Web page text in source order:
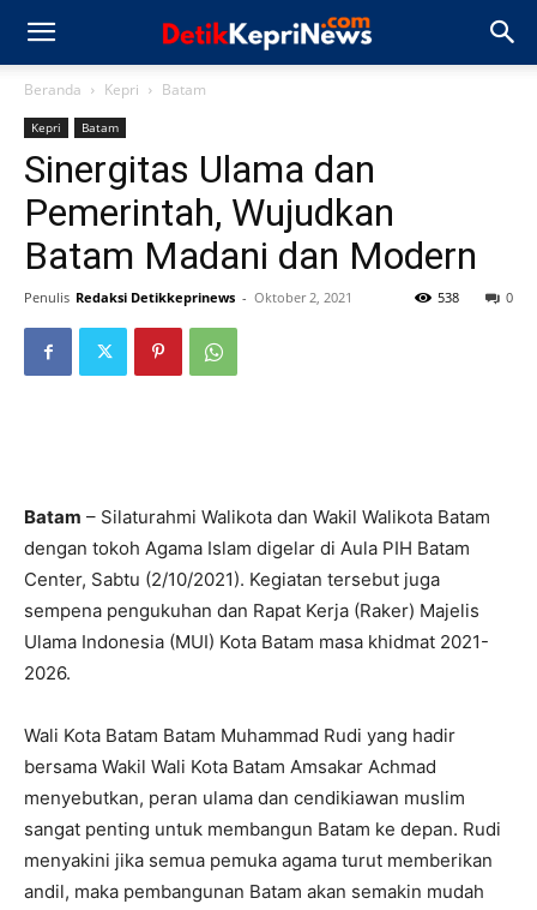
Beranda Kepri Batam
Kepri Batam
Sinergitas Ulama dan
Pemerintah, Wujudkan
Batam Madani dan Modern
Penulis Redaksi Detikkeprinews - Oktober 2, 2021 0
538
Batam – Silaturahmi Walikota dan Wakil Walikota Batam
dengan tokoh Agama Islam digelar di Aula PIH Batam
Center, Sabtu (2/10/2021). Kegiatan tersebut juga
sempena pengukuhan dan Rapat Kerja (Raker) Majelis
Ulama Indonesia (MUI) Kota Batam masa khidmat 2021-
2026.
Wali Kota Batam Batam Muhammad Rudi yang hadir
bersama Wakil Wali Kota Batam Amsakar Achmad
menyebutkan, peran ulama dan cendikiawan muslim
sangat penting untuk membangun Batam ke depan. Rudi
menyakini jika semua pemuka agama turut memberikan
andil, maka pembangunan Batam akan semakin mudah